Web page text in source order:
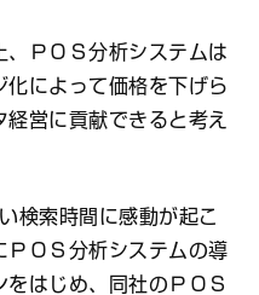
、ＰＯＳ分析システムは
によって価格を下げら
営に貢献できると考え
検索時間に感動が起こ
ＰＯＳ分析システムの導
はじめ、同社のＰＯＳ